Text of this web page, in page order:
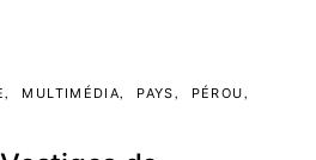
MULTIMÉDIA PAYS
PÉROU